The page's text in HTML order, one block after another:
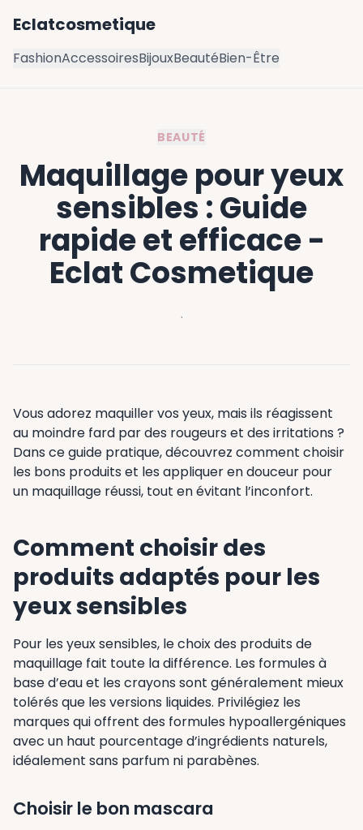
Eclatcosmetique
FashionAccessoiresBijouxBeautéBien-Être
BEAUTÉ
Maquillage pour yeux
sensibles : Guide
rapide et efficace -
Eclat Cosmetique
·
Vous adorez maquiller vos yeux, mais ils réagissent
au moindre fard par des rougeurs et des irritations ?
Dans ce guide pratique, découvrez comment choisir
les bons produits et les appliquer en douceur pour
un maquillage réussi, tout en évitant l’inconfort.
Comment choisir des
produits adaptés pour les
yeux sensibles
Pour les yeux sensibles, le choix des produits de
maquillage fait toute la différence. Les formules à
base d’eau et les crayons sont généralement mieux
tolérés que les versions liquides. Privilégiez les
marques qui offrent des formules hypoallergéniques
avec un haut pourcentage d’ingrédients naturels,
idéalement sans parfum ni parabènes.
Choisir le bon mascara